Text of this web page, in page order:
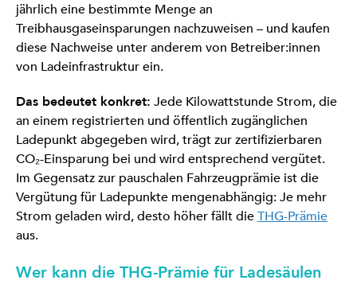
jährlich eine bestimmte Menge an
Treibhausgaseinsparungen nachzuweisen – und kaufen
diese Nachweise unter anderem von Betreiber:innen
von Ladeinfrastruktur ein.
Das bedeutet konkret: Jede Kilowattstunde Strom, die
an einem registrierten und öffentlich zugänglichen
Ladepunkt abgegeben wird, trägt zur zertifizierbaren
CO₂-Einsparung bei und wird entsprechend vergütet.
Im Gegensatz zur pauschalen Fahrzeugprämie ist die
Vergütung für Ladepunkte mengenabhängig: Je mehr
Strom geladen wird, desto höher fällt dieTHG-Prämie
aus.
Wer kann die THG-Prämie für Ladesäulen